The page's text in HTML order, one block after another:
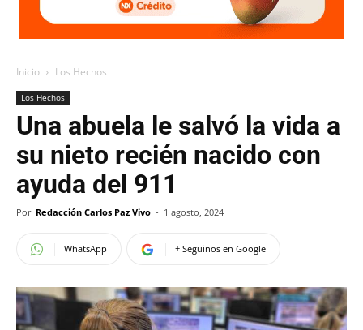
Inicio Los Hechos
Los Hechos
Una abuela le salvó la vida a
su nieto recién nacido con
ayuda del 911
Por Redacción Carlos Paz Vivo - 1 agosto, 2024
WhatsApp + Seguinos en Google